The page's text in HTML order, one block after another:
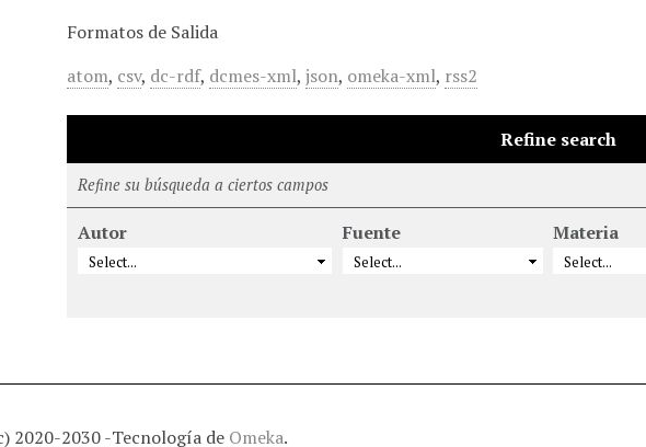
Formatos de Salida
atom, csv, dc-rdf, dcmes-xml,json, omeka-xml, rss2
Refine search
Refine su búsqueda a ciertos campos
Autor Fuente Materia
2020-2030 -Tecnología de Omeka.